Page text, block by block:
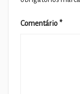
Comentário *